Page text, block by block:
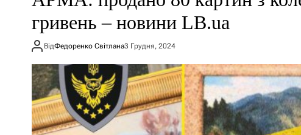
гривень – новини LB.ua
ВідФедоренко Світлана3 Грудня, 2024